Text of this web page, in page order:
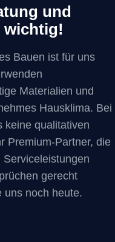
und
wichtig!
Bauen ist für uns
Materialien und
Hausklima. Bei
keine qualitativen
Premium-Partner, die
gerecht
uns noch heute.